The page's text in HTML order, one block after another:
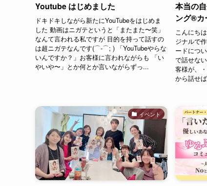
Youtube はじめました
ドキドキしながら新たにYouTubeをはじめま
した 動画はニガテというと「またまた〜笑」
なんて言われる私ですが 目的を持って話すの
は超ニガテなんです(⌒-⌒; ) 「YouTubeやらな
いんですか？」お客様に言われながらも 「い
やいや〜」とか何とか言いながらずっ...
本当の
ング®︎カ
こんにち
ジナルで
ードにつ
で話せな
客様が、
から話せ
イベント